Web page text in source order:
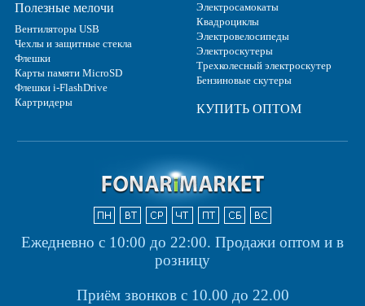
Полезные мелочи
Вентиляторы USB
Чехлы и защитные стекла
Флешки
Карты памяти MicroSD
Флешки i-FlashDrive
Картридеры
Электросамокаты
Квадроциклы
Электровелосипеды
Электроскутеры
Трехколесный электроскутер
Бензиновые скутеры
КУПИТЬ ОПТОМ
Ежедневно с 10:00 до 22:00. Продажи оптом и в
розницу
Приём звонков с 10.00 до 22.00